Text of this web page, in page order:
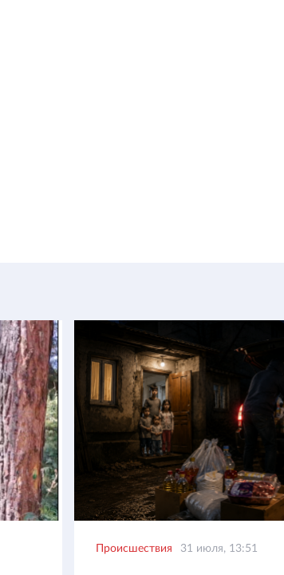
Происшествия 31 июля, 13:51